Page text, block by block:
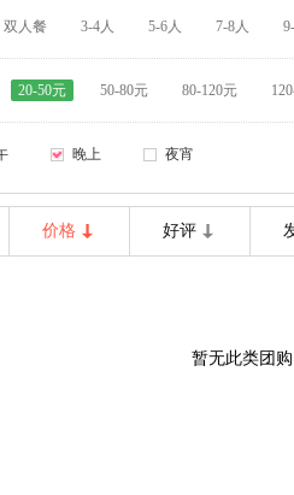
双人餐 3-4人 5-6人 7-8人
20-50元 50-80元 80-120元
晚上 夜宵
价格 好评
暂无此类团